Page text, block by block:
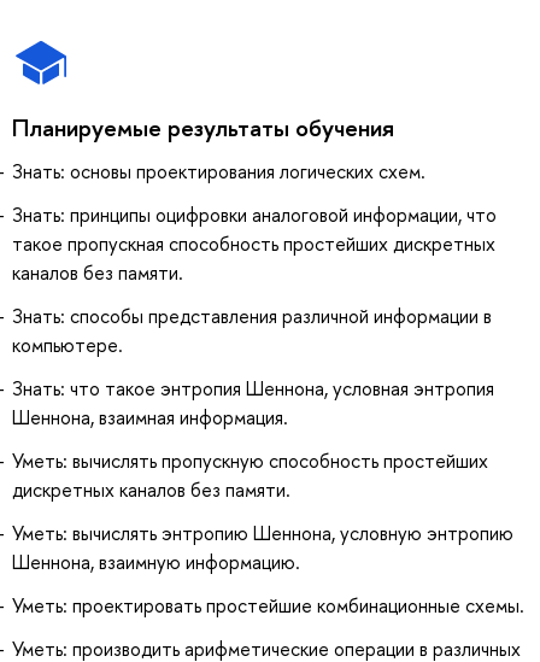
Планируемые результаты обучения
Знать: основы проектирования логических схем.
Знать: принципы оцифровки аналоговой информации, что
такое пропускная способность простейших дискретных
каналов без памяти.
Знать: способы представления различной информации в
компьютере.
Знать: что такое энтропия Шеннона, условная энтропия
Шеннона, взаимная информация.
Уметь: вычислять пропускную способность простейших
дискретных каналов без памяти.
Уметь: вычислять энтропию Шеннона, условную энтропию
Шеннона, взаимную информацию.
Уметь: проектировать простейшие комбинационные схемы.
Уметь: производить арифметические операции в различных